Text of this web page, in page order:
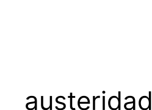
austeridad